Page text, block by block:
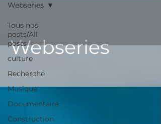
Tous nos
posts/All
posts
culture
Recherche
Musique
Documentaire
Construction
Webseries
Webseries